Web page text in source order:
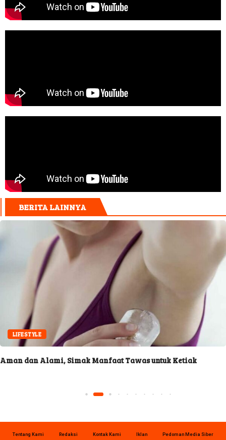
BERITA LAINNYA
LIFESTYLE
Aman dan Alami, Simak Manfaat Tawas untuk Ketiak
Tentang Kami Redaksi Kontak Kami Iklan Pedoman Media Siber